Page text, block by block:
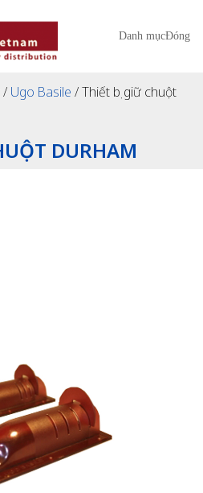
Danh mụcĐóng
/ Ugo Basile / Thiết bị giữ chuột
DURHAM